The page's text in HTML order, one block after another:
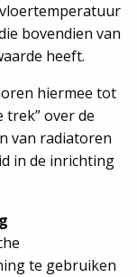
bovendien van
heeft.
hiermee tot
trek” over de
van radiatoren
in de inrichting
te gebruiken